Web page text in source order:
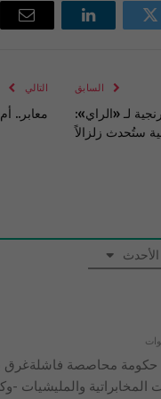
تويتر لينكدإن
البريد
السابق
لـ «الراي»:
ستُحدث زلزالاً
التالي
معابر..
الأحدث
حكومة محاصصة فاشلةغرق
المخابراتية والمليشيات -